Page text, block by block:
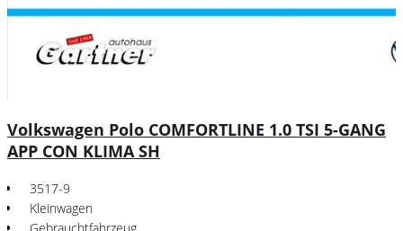
Volkswagen Polo COMFORTLINE 1.0 TSI 5-GANG
APP CON KLIMA SH
3517-9
Kleinwagen
Gebrauchtfahrzeug